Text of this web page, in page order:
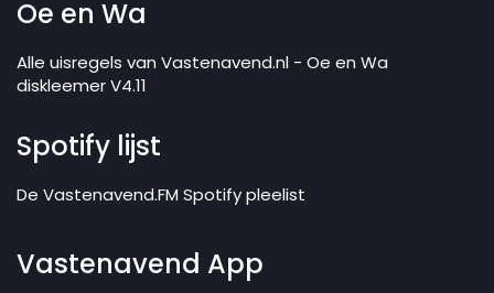
Oe en Wa
Alle uisregels van Vastenavend.nl - Oe en Wa
diskleemer V4.11
Spotify lijst
De Vastenavend.FM Spotify pleelist
Vastenavend App